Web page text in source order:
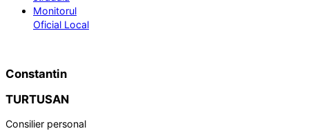
Monitorul
Oficial Local
Constantin
TURTUSAN
Consilier personal